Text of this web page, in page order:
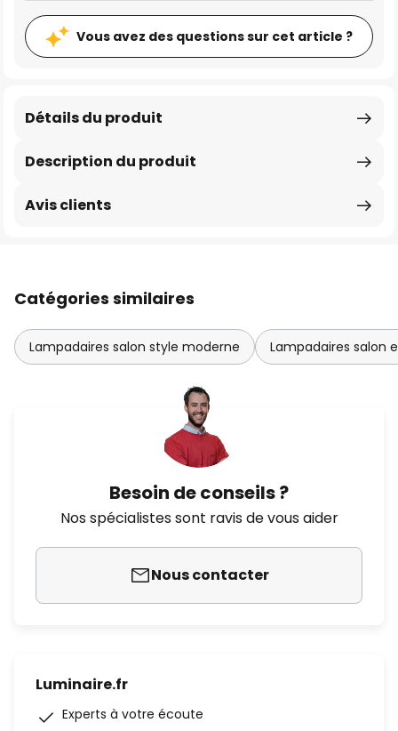
Vous avez des questions sur cet article ?
Description du produit
Détails du produit
Avis clients
Catégories similaires
Lampadaires salon style moderne Lampadaires salon
Besoin de conseils ?
Nos spécialistes sont ravis de vous aider
Nous contacter
Luminaire.fr
Experts à votre écoute